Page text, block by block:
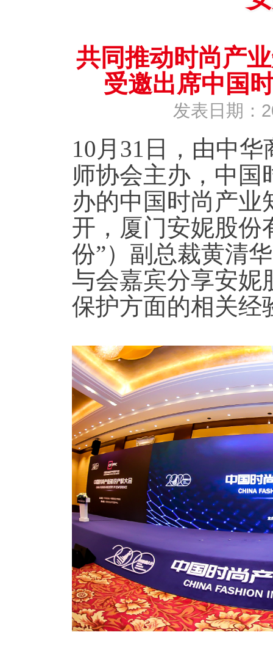
共同推动时尚产
受邀出席中国
发表日期：
10 月31日，由中
师协会主办，中国
办的中国时尚产业
开，厦门安妮股份
份”）副总裁黄清
与会嘉宾分享安妮
保护方面的相关经